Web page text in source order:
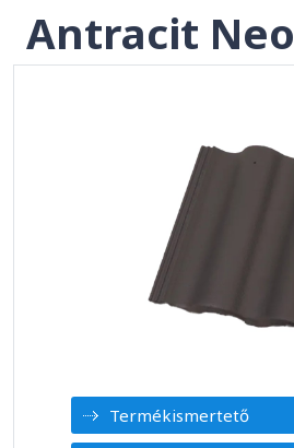
Antracit Neo
Termékismertető